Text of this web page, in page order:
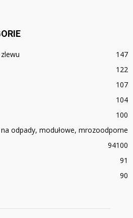
147
122
107
104
100
odpady, modułowe, mrozoodporne
100
94
91
90